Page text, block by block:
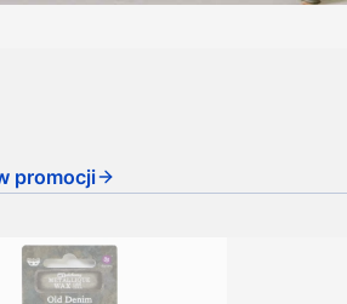
promocji